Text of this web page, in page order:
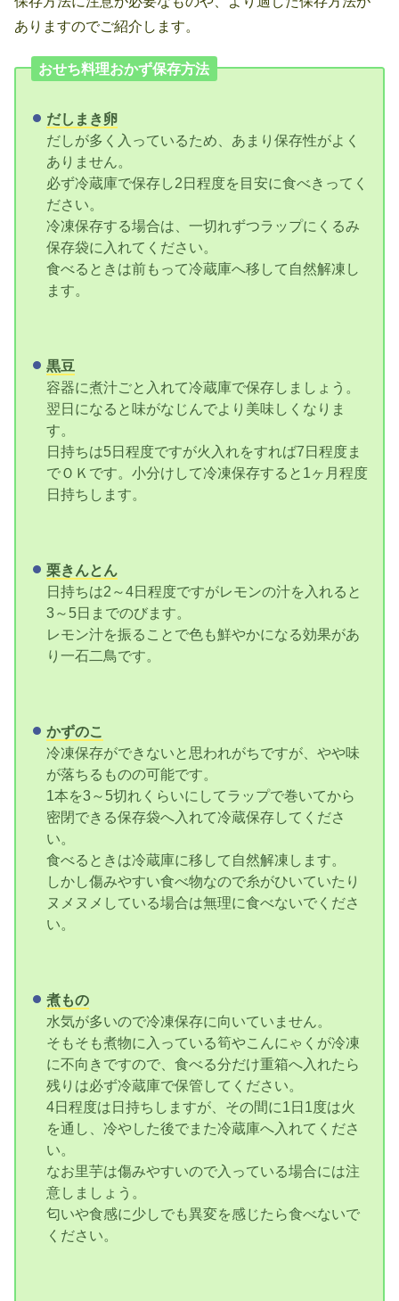
ありますのでご紹介します。
おせち料理おかず保存方法
だしまき卵
だしが多く入っているため、あまり保存性がよく
ありません。
必ず冷蔵庫で保存し2日程度を目安に食べきってく
ださい。
冷凍保存する場合は、一切れずつラップにくるみ
保存袋に入れてください。
食べるときは前もって冷蔵庫へ移して自然解凍し
ます。
黒豆
容器に煮汁ごと入れて冷蔵庫で保存しましょう。
翌日になると味がなじんでより美味しくなりま
す。
日持ちは5日程度ですが火入れをすれば7日程度ま
でＯＫです。小分けして冷凍保存すると1ヶ月程度
日持ちします。
栗きんとん
日持ちは2～4日程度ですがレモンの汁を入れると
3～5日までのびます。
レモン汁を振ることで色も鮮やかになる効果があ
り一石二鳥です。
かずのこ
冷凍保存ができないと思われがちですが、やや味
が落ちるものの可能です。
1本を3～5切れくらいにしてラップで巻いてから
密閉できる保存袋へ入れて冷蔵保存してくださ
い。
食べるときは冷蔵庫に移して自然解凍します。
しかし傷みやすい食べ物なので糸がひいていたり
ヌメヌメしている場合は無理に食べないでくださ
い。
煮もの
水気が多いので冷凍保存に向いていません。
そもそも煮物に入っている筍やこんにゃくが冷凍
に不向きですので、食べる分だけ重箱へ入れたら
残りは必ず冷蔵庫で保管してください。
4日程度は日持ちしますが、その間に1日1度は火
を通し、冷やした後でまた冷蔵庫へ入れてくださ
い。
なお里芋は傷みやすいので入っている場合には注
意しましょう。
匂いや食感に少しでも異変を感じたら食べないで
ください。